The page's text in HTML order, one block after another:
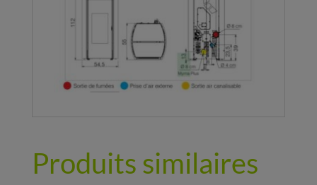
Produits similaires